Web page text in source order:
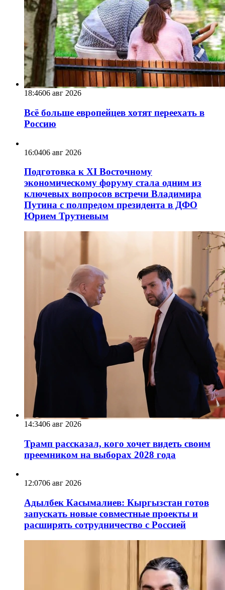
18:4606 авг 2026
Всё больше европейцев хотят переехать в
Россию
16:0406 авг 2026
Подготовка к XI Восточному
экономическому форуму стала одним из
ключевых вопросов встречи Владимира
Путина с полпредом президента в ДФО
Юрием Трутневым
14:3406 авг 2026
Трамп рассказал, кого хочет видеть своим
преемником на выборах 2028 года
12:0706 авг 2026
Адылбек Касымалиев: Кыргызстан готов
запускать новые совместные проекты и
расширять сотрудничество с Россией